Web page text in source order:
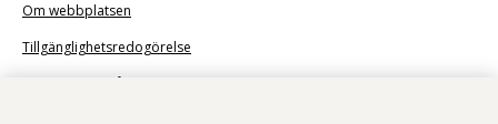
Om webbplatsen
Tillgänglighetsredogörelse
Illustrationer från